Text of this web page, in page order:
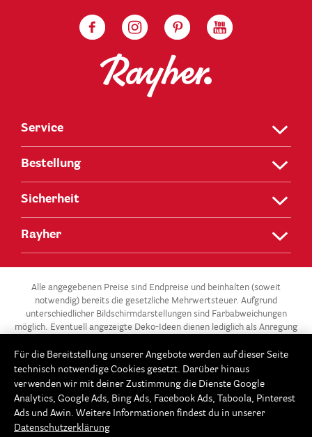
Service
Bestellung
Sicherheit
Rayher
Alle angegebenen Preise sind Endpreise und beinhalten (soweit
notwendig) bereits die gesetzliche Mehrwertsteuer. Aufgrund
unterschiedlicher Bildschirmdarstellungen sind Farbabweichungen
möglich. Eventuell angezeigte Deko-Ideen dienen lediglich als Anregung
** Die 3 für 2-Aktion gilt für alle Artikel der Kategorie „Gießen –
Modellieren / Gießformen“ in unserem Onlineshop unter
www.Rayher.com. Ab 3 Gießformen im Warenkorb erhältst du die
günstigste Gießform gratis. Dieses Angebot potenziert sich im 3er-
gratis, ab 9 Gießformen erhältst du die 3 günstigsten gratis usw. Der
Für die Bereitstellung unserer Angebote werden auf dieser Seite
technisch notwendige Cookies gesetzt. Darüber hinaus
verwenden wir mit deiner Zustimmung die Dienste Google
Analytics, Google Ads, Bing Ads, Facebook Ads, Taboola, Pinterest
Ads und Awin. Weitere Informationen findest du in unserer
Datenschutzerklärung